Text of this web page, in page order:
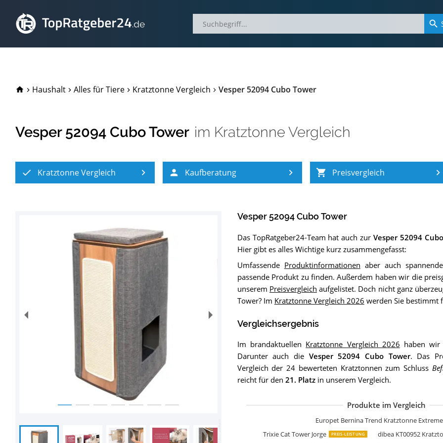
TopRatgeber24.de
Haushalt Alles für Tiere Kratztonne Vergleich Vesper 52094 Cubo Tower
Vesper 52094 Cubo Tower im Kratztonne Vergleich
Kratztonne Vergleich Kaufberatung Preisvergleich
Vesper 52094 Cubo Tower
Das TopRatgeber24-Team hat auch zur Vesper 52094
Hier gibt es alles Wichtige kurz zusammengefasst:
Umfassende Produktinformationen aber auch
passende Produkt zu finden. Außerdem haben wir die
unserem Preisvergleich aufgelistet. Doch nicht ganz
Tower? Im Kratztonne Vergleich 2026 werden Sie bestimmt
Vergleichsergebnis
Im brandaktuellen Kratztonne Vergleich 2026 haben wir
Darunter auch die Vesper 52094 Cubo Tower. Das
Vergleich der 24 bewerteten Kratztonnen zum Schluss
reicht für den 21. Platzin unserem Vergleich.
Produkte im Vergleich
Europet Bernina Trend Kratztonne Extreme
Trixie Cat Tower Jorge PREIS-LEISTUNG dibea KT00952
dibea Kratztonne
nanook
AK for Pets Trend
Nobby
dibea KT00920
RHRQuality
Lemio
Nobby Kratzbaum
Nobby Kratzbaum
nanook
nanook Casimir
Petigi Kratztonne
M&G Techno
HTI-Line
Kerbl Kratztonne
Petigi Kratztonne
Bontoy
Bontoy
nanook Katzen